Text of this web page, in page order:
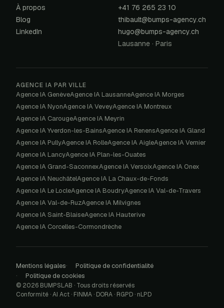
À propos
Blog
LinkedIn
+41 76 265 23 10
thibault@bumps-agency.ch
hugo@bumps-agency.ch
Lausanne · Paris
AGENCE IA PAR VILLE
Agence IA GenèveAgence IA LausanneAgence IA Morges
Agence IA NyonAgence IAVeveyAgence IA Montreux
Agence IA CarougeAgence IA Meyrin
Agence IAYverdon-les-BainsAgence IA RenensAgence IA Gland
Agence IA PullyAgence IA RolleAgence IAAigleAgence IAVernier
Agence IA LancyAgence IA Plan-les-Ouates
Agence IA Grand-SaconnexAgence IAVersoixAgence IA Onex
Agence IA NeuchâtelAgence IA La Chaux-de-Fonds
Agence IA Le LocleAgence IA BoudryAgence IAVal-de-Travers
Agence IAVal-de-RuzAgence IA Milvignes
Agence IASaint-BlaiseAgence IA Hauterive
Agence IA Corcelles-Cormondrèche
Mentions légales
Politique de confidentialité
Politique de cookies
© 2026 BUMPSLAB · Tous droits réservés
Conformité · AI Act · FINMA · DORA · RGPD · nLPD